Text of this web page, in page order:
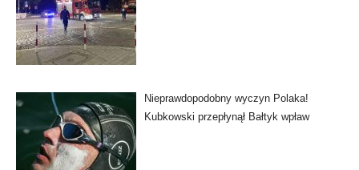
Nieprawdopodobny wyczyn Polaka!
Kubkowski przepłynął Bałtyk wpław